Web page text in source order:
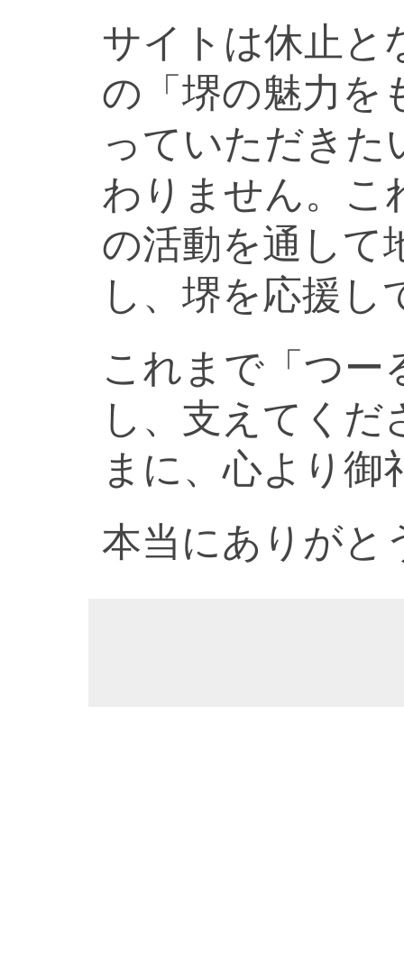
サイトは休止と
の「堺の魅力を
っていただきた
わりません。こ
の活動を通して
し、堺を応援し
これまで「つー
し、支えてく
まに、心より御
本当にありがと